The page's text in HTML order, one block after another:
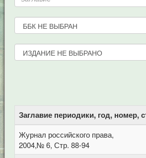
Заглавие периодики, год, номер,
Журнал российского права,
2004,№ 6, Стр. 88-94